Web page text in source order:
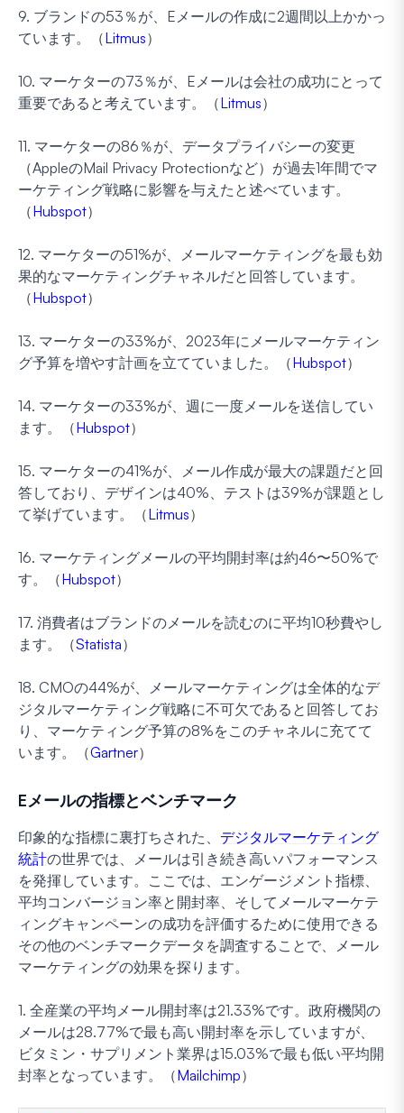
9. ブランドの53％が、Eメールの作成に2週間以上かかっ
ています。（Litmus）
10. マーケターの73％が、Eメールは会社の成功にとって
重要であると考えています。（Litmus）
11. マーケターの86％が、データプライバシーの変更
（AppleのMail Privacy Protectionなど）が過去1年間でマ
ーケティング戦略に影響を与えたと述べています。
（Hubspot）
12. マーケターの51%が、メールマーケティングを最も効
果的なマーケティングチャネルだと回答しています。
（Hubspot）
13. マーケターの33%が、2023年にメールマーケティン
グ予算を増やす計画を立てていました。（Hubspot）
14. マーケターの33%が、週に一度メールを送信してい
ます。（Hubspot）
15. マーケターの41%が、メール作成が最大の課題だと回
答しており、デザインは40%、テストは39%が課題とし
て挙げています。（Litmus）
16. マーケティングメールの平均開封率は約46〜50%で
す。（Hubspot）
17. 消費者はブランドのメールを読むのに平均10秒費やし
ます。（Statista）
18. CMOの44%が、メールマーケティングは全体的なデ
ジタルマーケティング戦略に不可欠であると回答してお
り、マーケティング予算の8%をこのチャネルに充てて
います。（Gartner）
Eメールの指標とベンチマーク
印象的な指標に裏打ちされた、 デジタルマーケティング
統計の世界では、メールは引き続き高いパフォーマンス
を発揮しています。ここでは、エンゲージメント指標、
平均コンバージョン率と開封率、そしてメールマーケテ
ィングキャンペーンの成功を評価するために使用できる
その他のベンチマークデータを調査することで、メール
マーケティングの効果を探ります。
1. 全産業の平均メール開封率は21.33%です。政府機関の
メールは28.77%で最も高い開封率を示していますが、
ビタミン・サプリメント業界は15.03%で最も低い平均開
封率となっています。（Mailchimp）